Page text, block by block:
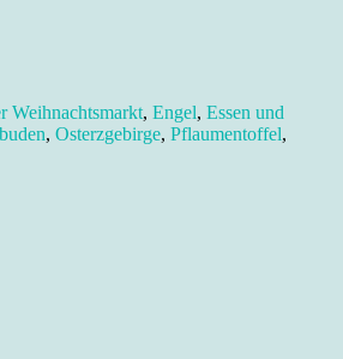
Weihnachtsmarkt, Engel, Essen und
, Osterzgebirge, Pflaumentoffel,